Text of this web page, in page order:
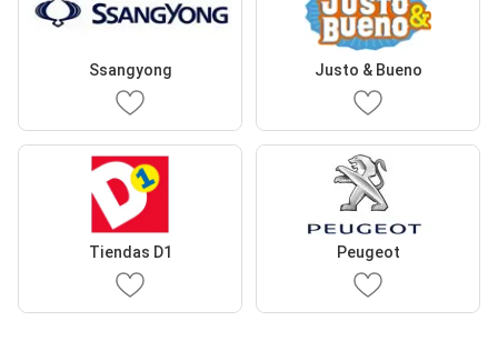
Ssangyong Justo & Bueno
Tiendas D1 Peugeot